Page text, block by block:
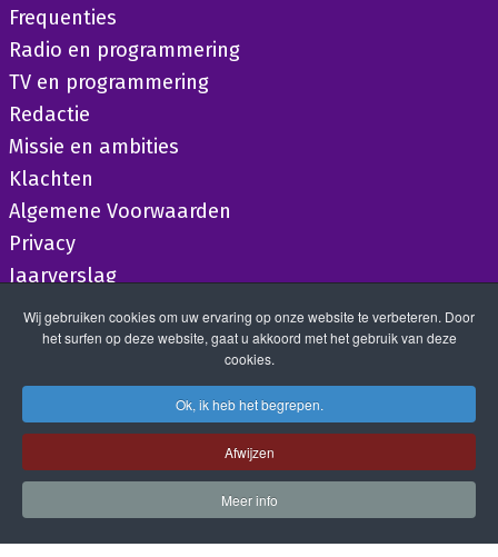
Frequenties
Radio en programmering
TV en programmering
Redactie
Missie en ambities
Klachten
Algemene Voorwaarden
Privacy
Jaarverslag
Wij gebruiken cookies om uw ervaring op onze website te verbeteren. Door
het surfen op deze website, gaat u akkoord met het gebruik van deze
cookies.
Ok, ik heb het begrepen.
Afwijzen
Meer info